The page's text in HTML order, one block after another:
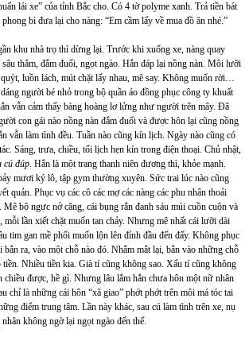
lái xe” của tỉnh Bắc cho. Có 4 tờ polyme xanh. Trả tiền bát
bì đưa lại cho nàng: “Em cầm lấy về mua đồ ăn nhé.”
khu nhà trọ thì dừng lại. Trước khi xuống xe, nàng quay
thẳm, đắm đuối, ngọt ngào. Hắn đáp lại nồng nàn. Môi lưỡi
luồn lách, mút chặt lấy nhau, mê say. Không muốn rời…
người bé nhỏ trong bộ quần áo đồng phục công ty khuất
vẫn cảm thấy bàng hoàng lơ lửng như người trên mây. Đã
con gái nào nồng nàn đắm đuối và được hôn lại cũng nồng
vẫn làm tình đều. Tuần nào cũng kín lịch. Ngày nào cũng có
Sáng, trưa, chiều, tối lịch hẹn kín trong điện thoại. Chủ nhật,
cú đúp. Hắn là một trang thanh niên đương thì, khỏe mạnh.
mươi ký lô, tập gym thường xuyên. Sức trai lúc nào cũng
quản. Phục vụ các cô các mợ các nàng các phu nhân thoải
Mê bộ ngực nở căng, cái bụng rắn đanh sáu múi cuồn cuộn và
mỗi lần xiết chặt muốn tan chảy. Nhưng mê nhất cái lưỡi dài
tim gan mề phổi muốn lộn lên đỉnh đầu đến đấy. Không phục
bắn ra, vào một chỗ nào đó. Nhắm mắt lại, bắn vào những chỗ
tiền. Nhiều tiền kia. Già tí cũng không sao. Xấu tí cũng không
chiều được, hề gì. Nhưng lâu lắm hắn chưa hôn một nữ nhân
chỉ là những cái hôn “xã giao” phớt phớt trên môi má tóc tai
điểm trung tâm. Lần này khác, sau cú làm tình trên xe, nụ
không ngờ lại ngọt ngào đến thế.